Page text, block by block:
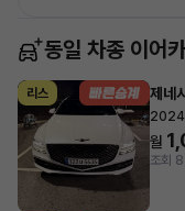
동일 차종 이어카
리스 제네
2024
월
조회